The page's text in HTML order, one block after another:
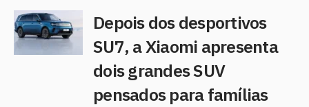
Depois dos desportivos
SU7, a Xiaomi apresenta
dois grandes SUV
pensados para famílias